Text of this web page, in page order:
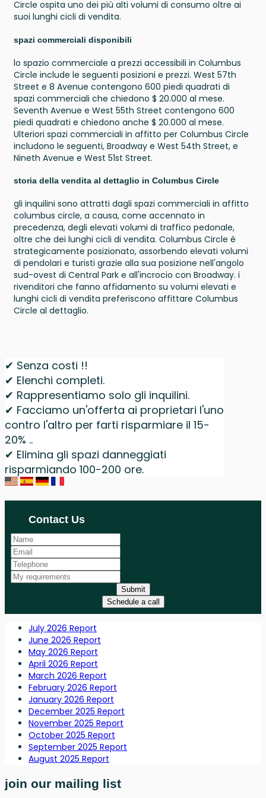
Circle ospita uno dei più alti volumi di consumo oltre ai
suoi lunghi cicli di vendita.
spazi commerciali disponibili
lo spazio commerciale a prezzi accessibili in Columbus
Circle include le seguenti posizioni e prezzi. West 57th
Street e 8 Avenue contengono 600 piedi quadrati di
spazi commerciali che chiedono $ 20.000 al mese.
Seventh Avenue e West 55th Street contengono 600
piedi quadrati e chiedono anche $ 20.000 al mese.
Ulteriori spazi commerciali in affitto per Columbus Circle
includono le seguenti, Broadway e West 54th Street, e
Nineth Avenue e West 51st Street.
storia della vendita al dettaglio in Columbus Circle
gli inquilini sono attratti dagli spazi commerciali in affitto
columbus circle, a causa, come accennato in
precedenza, degli elevati volumi di traffico pedonale,
oltre che dei lunghi cicli di vendita. Columbus Circle è
strategicamente posizionato, assorbendo elevati volumi
di pendolari e turisti grazie alla sua posizione nell'angolo
sud-ovest di Central Park e all'incrocio con Broadway. i
rivenditori che fanno affidamento su volumi elevati e
lunghi cicli di vendita preferiscono affittare Columbus
Circle al dettaglio.
✔ Senza costi !!
✔ Elenchi completi.
✔ Rappresentiamo solo gli inquilini.
✔ Facciamo un'offerta ai proprietari l'uno
contro l'altro per farti risparmiare il 15-
20% ..
✔ Elimina gli spazi danneggiati
risparmiando 100-200 ore.
Contact Us
Submit
Schedule a call
July 2026 Report
June 2026 Report
May 2026 Report
April 2026 Report
March 2026 Report
February 2026 Report
January 2026 Report
December 2025 Report
November 2025 Report
October 2025 Report
September 2025 Report
August 2025 Report
join our mailing list